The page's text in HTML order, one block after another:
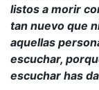
listos a morir
tan nuevo que
aquellas
escuchar,
escuchar has